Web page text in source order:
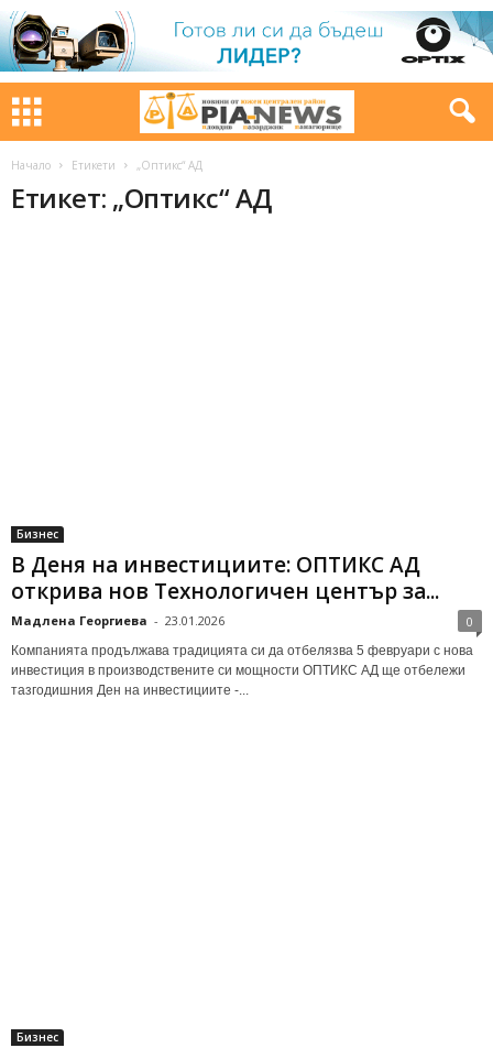
Начало Етикети „Оптикс“ АД
Етикет: „Оптикс“ АД
Бизнес
В Деня на инвестициите: ОПТИКС АД
открива нов Технологичен център за...
Мадлена Георгиева - 23.01.2026 0
Компанията продължава традицията си да отбелязва 5 февруари с нова
инвестиция в производствените си мощности ОПТИКС АД ще отбележи
тазгодишния Ден на инвестициите -...
Бизнес